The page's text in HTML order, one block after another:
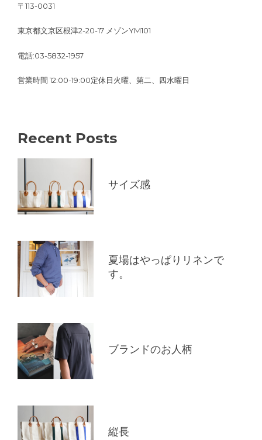
〒113-0031
東京都文京区根津2-20-17 メゾンYM101
電話:03-5832-1957
営業時間 12:00-19:00定休日火曜、第二、四水曜日
Recent Posts
サイズ感
夏場はやっぱりリネンで
す。
ブランドのお人柄
縦長